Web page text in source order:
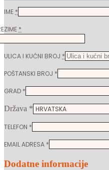
IME *
*
ULICA I KUĆNI BROJ *
POŠTANSKI BROJ *
GRAD *
Država *
TELEFON *
EMAIL ADRESA *
Dodatne informacije